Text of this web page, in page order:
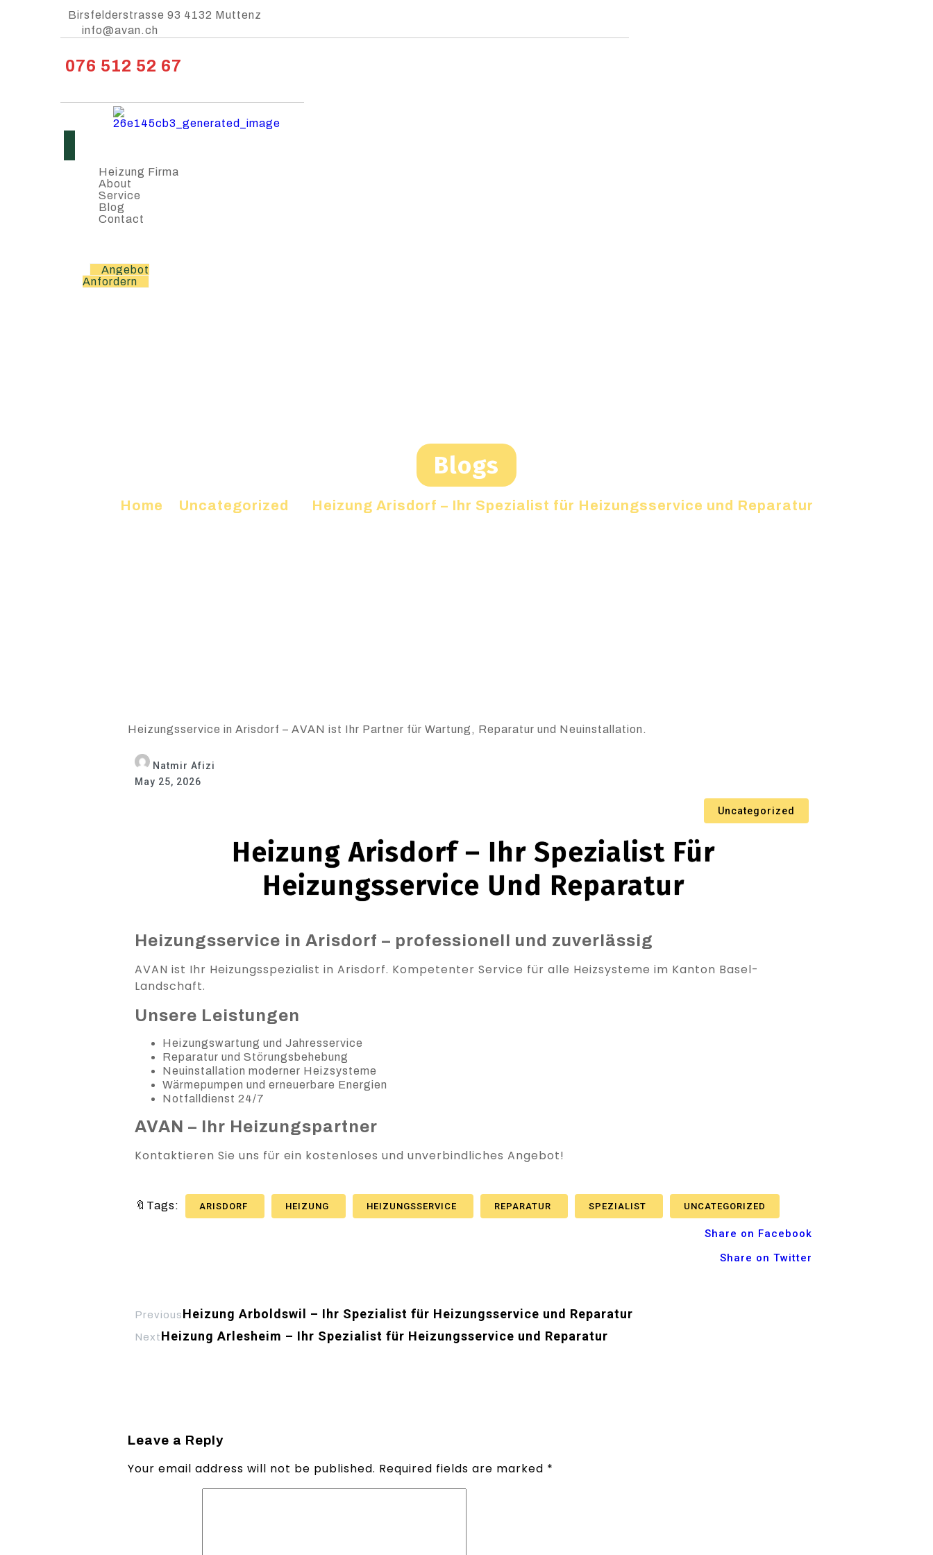
Birsfelderstrasse 93 4132 Muttenz
info@avan.ch
076 512 52 67
Heizung Firma
About
Service
Blog
Contact
Angebot
Anfordern
Blogs
Home Uncategorized Heizung Arisdorf – Ihr Spezialist für Heizungsservice und Reparatur
Heizungsservice in Arisdorf – AVAN ist Ihr Partner für Wartung, Reparatur und Neuinstallation.
Natmir Afizi
May 25, 2026
Uncategorized
Heizung Arisdorf – Ihr Spezialist Für
Heizungsservice Und Reparatur
Heizungsservice in Arisdorf – professionell und zuverlässig
AVAN ist Ihr Heizungsspezialist in Arisdorf. Kompetenter Service für alle Heizsysteme im Kanton Basel-
Landschaft.
Unsere Leistungen
Heizungswartung und Jahresservice
Reparatur und Störungsbehebung
Neuinstallation moderner Heizsysteme
Wärmepumpen und erneuerbare Energien
Notfalldienst 24/7
AVAN – Ihr Heizungspartner
Kontaktieren Sie uns für ein kostenloses und unverbindliches Angebot!
🔖Tags: ARISDORF HEIZUNG HEIZUNGSSERVICE REPARATUR SPEZIALIST UNCATEGORIZED
Share on Facebook
Share on Twitter
PreviousHeizung Arboldswil – Ihr Spezialist für Heizungsservice und Reparatur
NextHeizung Arlesheim – Ihr Spezialist für Heizungsservice und Reparatur
Leave a Reply
Your email address will not be published. Required fields are marked *